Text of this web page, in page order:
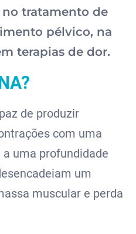
tratamento de
pélvico, na
terapias de dor.
de produzir
com uma
uma profundidade
um
muscular e perda